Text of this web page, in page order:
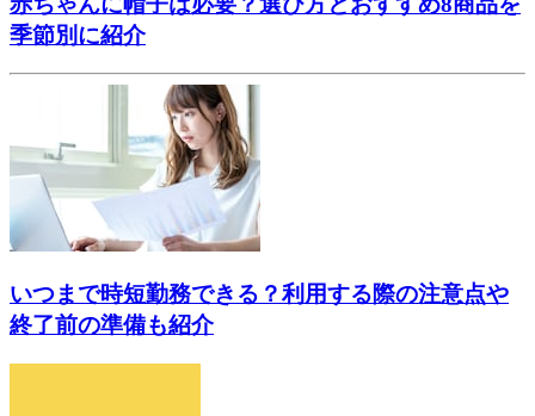
季節別に紹介
いつまで時短勤務できる？利用する際の注意点や
終了前の準備も紹介